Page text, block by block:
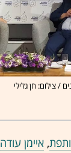
/ צילום: חן גלילי
, איימן עודה